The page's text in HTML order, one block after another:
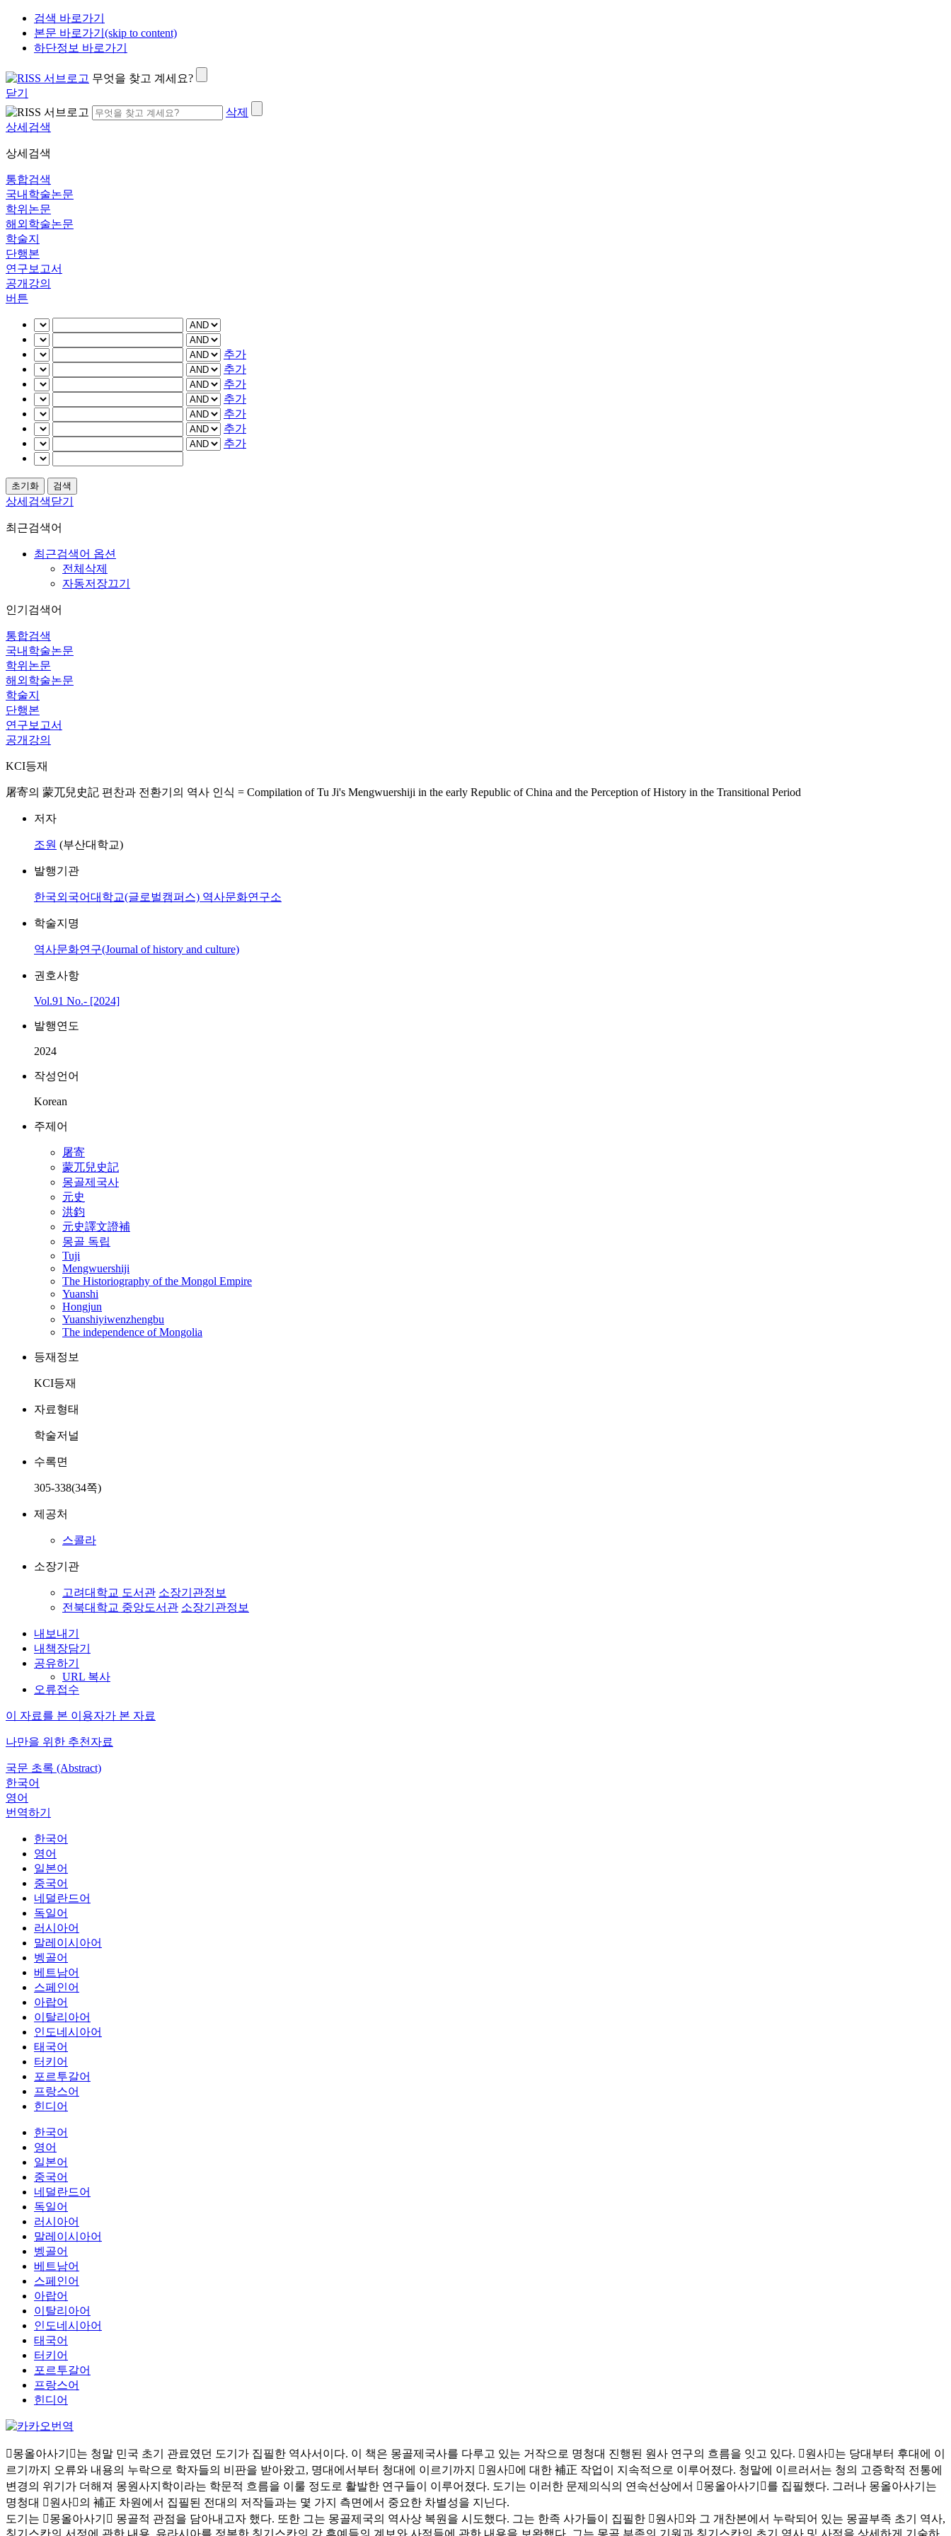
검색 바로가기
본문 바로가기(skip to content)
하단정보 바로가기
무엇을 찾고 계세요?
닫기
삭제
상세검색
상세검색
통합검색
국내학술논문
학위논문
해외학술논문
학술지
단행본
연구보고서
공개강의
버튼
추가
추가
추가
추가
추가
추가
추가
상세검색닫기
최근검색어
최근검색어 옵션
전체삭제
자동저장끄기
인기검색어
통합검색
국내학술논문
학위논문
해외학술논문
학술지
단행본
연구보고서
공개강의
KCI등재
屠寄의 蒙兀兒史記 편찬과 전환기의 역사 인식 = Compilation of Tu Ji's Mengwuershiji in the early Republic of China and the Perception of History in the Transitional Period
저자
조원 (부산대학교)
발행기관
한국외국어대학교(글로벌캠퍼스) 역사문화연구소
학술지명
역사문화연구(Journal of history and culture)
권호사항
Vol.91 No.- [2024]
발행연도
2024
작성언어
Korean
주제어
屠寄
蒙兀兒史記
몽골제국사
元史
洪鈞
元史譯文證補
몽골 독립
Tuji
Mengwuershiji
The Historiography of the Mongol Empire
Yuanshi
Hongjun
Yuanshiyiwenzhengbu
The independence of Mongolia
등재정보
KCI등재
자료형태
학술저널
수록면
305-338(34쪽)
제공처
스콜라
소장기관
고려대학교 도서관 소장기관정보
전북대학교 중앙도서관 소장기관정보
내보내기
내책장담기
공유하기
URL 복사
오류접수
이 자료를 본 이용자가 본 자료
나만을 위한 추천자료
국문 초록 (Abstract)
한국어
영어
번역하기
한국어
영어
일본어
중국어
네덜란드어
독일어
러시아어
말레이시아어
벵골어
베트남어
스페인어
아랍어
이탈리아어
인도네시아어
태국어
터키어
포르투갈어
프랑스어
힌디어
한국어
영어
일본어
중국어
네덜란드어
독일어
러시아어
말레이시아어
벵골어
베트남어
스페인어
아랍어
이탈리아어
인도네시아어
태국어
터키어
포르투갈어
프랑스어
힌디어
󰡔몽올아사기󰡕는 청말 민국 초기 관료였던 도기가 집필한 역사서이다. 이 책은 몽골제국사를 다루고 있는 거작으로 명청대 진행된 원사 연구의 흐름을 잇고 있다. 󰡔원사󰡕는 당대부터 후대에 이
르기까지 오류와 내용의 누락으로 학자들의 비판을 받아왔고, 명대에서부터 청대에 이르기까지 󰡔원사󰡕에 대한 補正 작업이 지속적으로 이루어졌다. 청말에 이르러서는 청의 고증학적 전통에
변경의 위기가 더해져 몽원사지학이라는 학문적 흐름을 이룰 정도로 활발한 연구들이 이루어졌다. 도기는 이러한 문제의식의 연속선상에서 󰡔몽올아사기󰡕를 집필했다. 그러나 몽올아사기는
명청대 󰡔원사󰡕의 補正 차원에서 집필된 전대의 저작들과는 몇 가지 측면에서 중요한 차별성을 지닌다.
도기는 󰡔몽올아사기󰡕 몽골적 관점을 담아내고자 했다. 또한 그는 몽골제국의 역사상 복원을 시도했다. 그는 한족 사가들이 집필한 󰡔원사󰡕와 그 개찬본에서 누락되어 있는 몽골부족 초기 역사,
칭기스칸의 서정에 관한 내용, 유라시아를 정복한 칭기스칸의 각 후예들의 계보와 사적들에 관한 내용을 보완했다. 그는 몽골 부족의 기원과 칭기스칸의 초기 역사 및 사적을 상세하게 기술하